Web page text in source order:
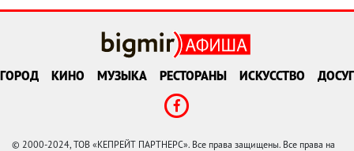
ГОРОД КИНО МУЗЫКА РЕСТОРАНЫ ИСКУССТВО ДОСУГ
© 2000-2024, ТОВ «КЕПРЕЙТ ПАРТНЕРС». Все права защищены. Все права на